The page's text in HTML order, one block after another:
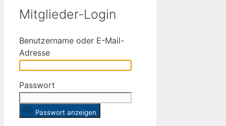
Mitglieder-Login
Benutzername oder E-Mail-
Adresse
Passwort
Passwort anzeigen